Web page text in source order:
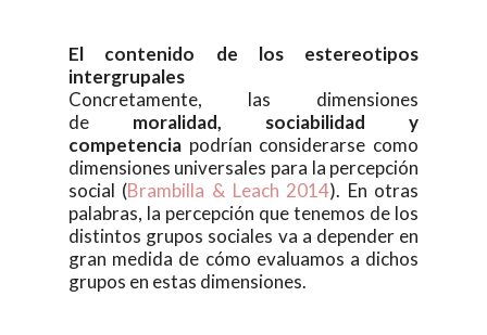
El contenido de los estereotipos
intergrupales
Concretamente, las dimensiones
de moralidad, sociabilidad y
competenciapodrían considerarse como
dimensiones universales para la percepción
social (Brambilla & Leach 2014). En otras
palabras, la percepción que tenemos de los
distintos grupos sociales va a depender en
gran medida de cómo evaluamos a dichos
grupos en estas dimensiones.